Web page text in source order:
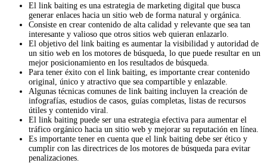
El link baiting es una estrategia de marketing digital que busca
generar enlaces hacia un sitio web de forma natural y orgánica.
Consiste en crear contenido de alta calidad y relevante que sea tan
interesante y valioso que otros sitios web quieran enlazarlo.
El objetivo del link baiting es aumentar la visibilidad y autoridad de
un sitio web en los motores de búsqueda, lo que puede resultar en un
mejor posicionamiento en los resultados de búsqueda.
Para tener éxito con el link baiting, es importante crear contenido
original, único y atractivo que sea compartible y enlazable.
Algunas técnicas comunes de link baiting incluyen la creación de
infografías, estudios de casos, guías completas, listas de recursos
útiles y contenido viral.
El link baiting puede ser una estrategia efectiva para aumentar el
tráfico orgánico hacia un sitio web y mejorar su reputación en línea.
Es importante tener en cuenta que el link baiting debe ser ético y
cumplir con las directrices de los motores de búsqueda para evitar
penalizaciones.